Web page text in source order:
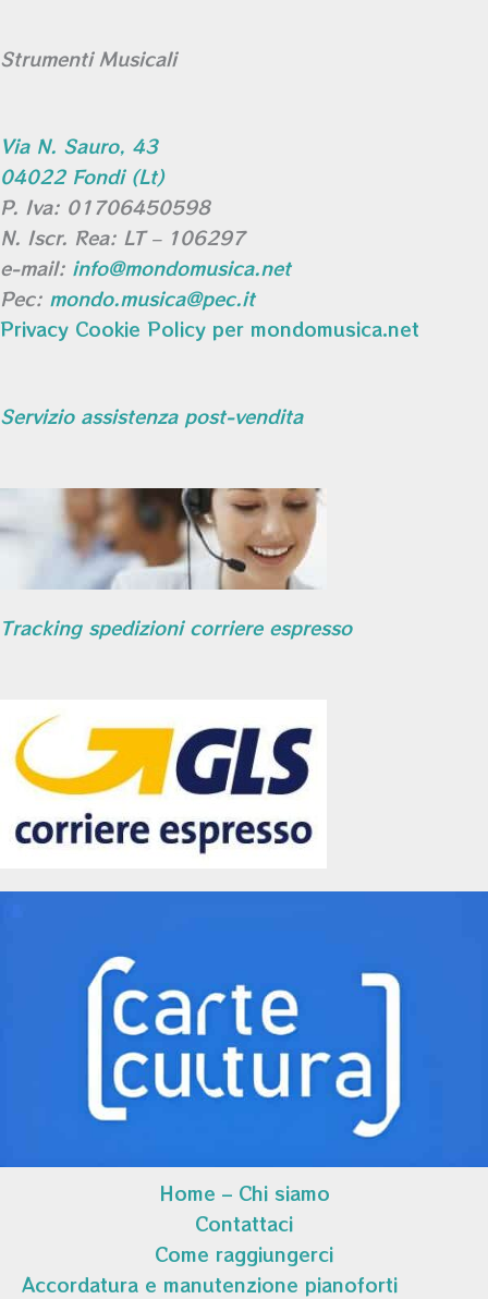
Strumenti Musicali
Via N. Sauro, 43
04022 Fondi (Lt)
P. Iva: 01706450598
N. Iscr. Rea: LT – 106297
e-mail: info@mondomusica.net
Pec: mondo.musica@pec.it
Privacy Cookie Policy per mondomusica.net
Servizio assistenza post-vendita
Tracking spedizioni corriere espresso
Home – Chi siamo
Contattaci
Come raggiungerci
Accordatura e manutenzione pianoforti